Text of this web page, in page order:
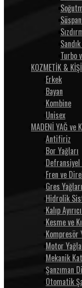
Turbo
KOZMETİK &
Erkek
Bayan
Kombine
Unisex
MADENİ YAĞ ve
Antifiriz
Bor Yağları
Defransiyel
Fren ve
Gres Yağları
Hidrolik
Kalıp
Kesme ve
Kompresör
Motor
Mekanik
Şanzıman
Otomatik